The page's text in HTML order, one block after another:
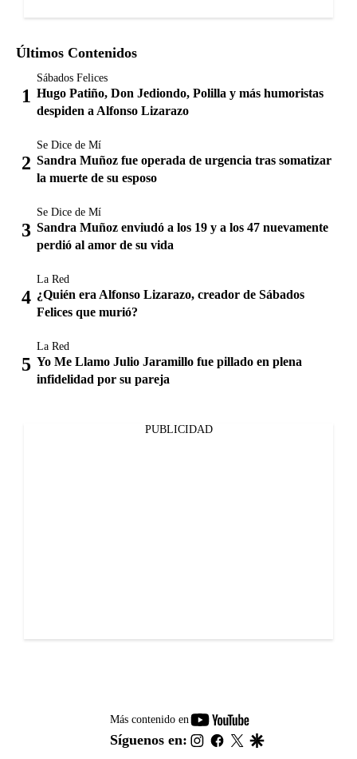
Últimos Contenidos
Sábados Felices
Hugo Patiño, Don Jediondo, Polilla y más humoristas
despiden a Alfonso Lizarazo
Se Dice de Mí
Sandra Muñoz fue operada de urgencia tras somatizar
la muerte de su esposo
Se Dice de Mí
Sandra Muñoz enviudó a los 19 y a los 47 nuevamente
perdió al amor de su vida
La Red
¿Quién era Alfonso Lizarazo, creador de Sábados
Felices que murió?
La Red
Yo Me Llamo Julio Jaramillo fue pillado en plena
infidelidad por su pareja
PUBLICIDAD
Más contenido en
youtube-
footer
Síguenos en: instagram
facebook
twitter